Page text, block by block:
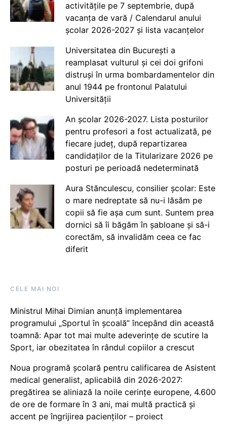
activitățile pe 7 septembrie, după
vacanța de vară / Calendarul anului
școlar 2026-2027 și lista vacanțelor
Universitatea din București a
reamplasat vulturul și cei doi grifoni
distruși în urma bombardamentelor din
anul 1944 pe frontonul Palatului
Universității
An școlar 2026-2027. Lista posturilor
pentru profesori a fost actualizată, pe
fiecare județ, după repartizarea
candidaților de la Titularizare 2026 pe
posturi pe perioadă nedeterminată
Aura Stănculescu, consilier școlar: Este
o mare nedreptate să nu-i lăsăm pe
copii să fie așa cum sunt. Suntem prea
dornici să îi băgăm în șabloane și să-i
corectăm, să invalidăm ceea ce fac
diferit
CELE MAI NOI
Ministrul Mihai Dimian anunță implementarea
programului „Sportul în școală” începând din această
toamnă: Apar tot mai multe adeverințe de scutire la
Sport, iar obezitatea în rândul copiilor a crescut
Noua programă școlară pentru calificarea de Asistent
medical generalist, aplicabilă din 2026-2027:
pregătirea se aliniază la noile cerințe europene, 4.600
de ore de formare în 3 ani, mai multă practică și
accent pe îngrijirea pacienților – proiect